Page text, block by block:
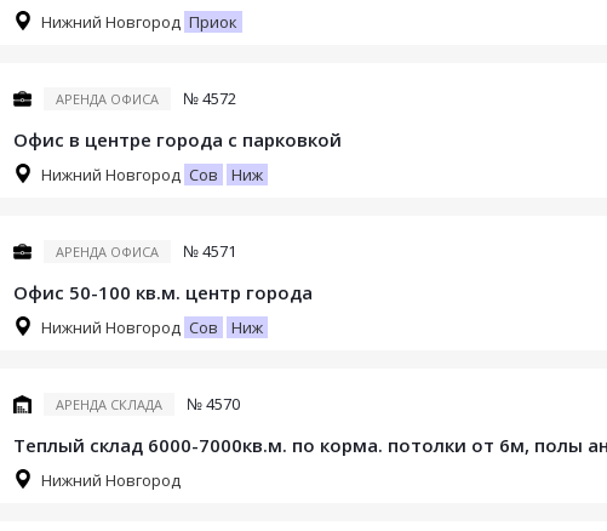
Нижний Новгород Приок
АРЕНДА ОФИСА № 4572
Офис в центре города с парковкой
Нижний Новгород Сов Ниж
АРЕНДА ОФИСА № 4571
Офис 50-100 кв.м. центр города
Нижний Новгород Сов Ниж
АРЕНДА СКЛАДА № 4570
Теплый склад 6000-7000кв.м. по корма. потолки от 6м, полы
Нижний Новгород